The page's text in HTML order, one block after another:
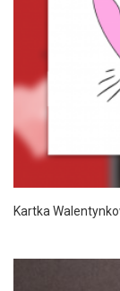
Kartka